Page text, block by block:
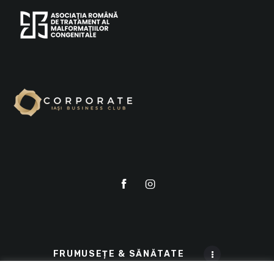
FRUMUSEȚE & SĂNĂTATE